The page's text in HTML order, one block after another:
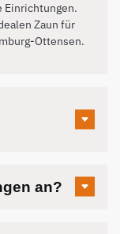
Einrichtungen.
Zaun für
Ottensen.
an?